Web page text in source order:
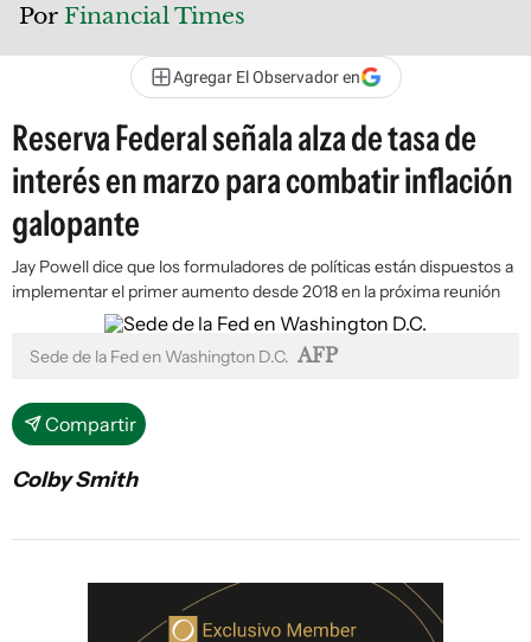
Por Financial Times
Agregar El Observador en
Reserva Federal señala alza de tasa de
interés en marzo para combatir inflación
galopante
Jay Powell dice que los formuladores de políticas están dispuestos a
implementar el primer aumento desde 2018 en la próxima reunión
Sede de la Fed en Washington D.C. AFP
Compartir
Colby Smith